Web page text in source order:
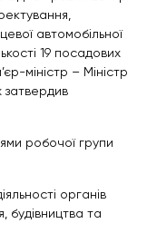
автомобільної
19 посадових
міністр – Міністр
затвердив
робочої групи
органів
будівництва та